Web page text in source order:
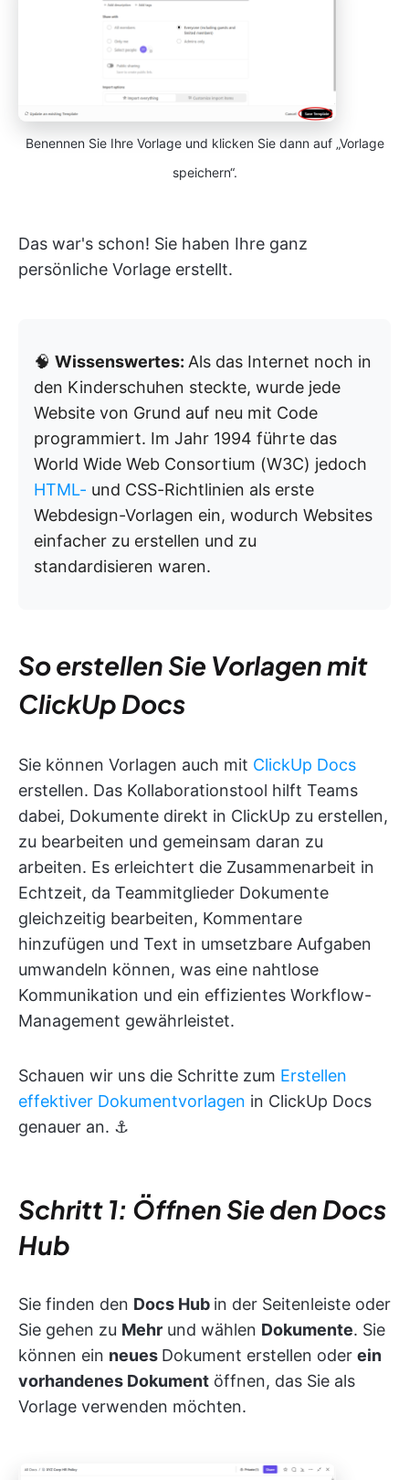
Benennen Sie Ihre Vorlage und klicken Sie dann auf „Vorlage
speichern“.
Das war's schon! Sie haben Ihre ganz
persönliche Vorlage erstellt.
🧠 Wissenswertes: Als das Internet noch in
den Kinderschuhen steckte, wurde jede
Website von Grund auf neu mit Code
programmiert. Im Jahr 1994 führte das
World Wide Web Consortium (W3C) jedoch
HTML- und CSS-Richtlinien als erste
Webdesign-Vorlagen ein, wodurch Websites
einfacher zu erstellen und zu
standardisieren waren.
So erstellen Sie Vorlagen mit
ClickUp Docs
Sie können Vorlagen auch mit ClickUp Docs
erstellen. Das Kollaborationstool hilft Teams
dabei, Dokumente direkt in ClickUp zu erstellen,
zu bearbeiten und gemeinsam daran zu
arbeiten. Es erleichtert die Zusammenarbeit in
Echtzeit, da Teammitglieder Dokumente
gleichzeitig bearbeiten, Kommentare
hinzufügen und Text in umsetzbare Aufgaben
umwandeln können, was eine nahtlose
Kommunikation und ein effizientes Workflow-
Management gewährleistet.
Schauen wir uns die Schritte zum Erstellen
effektiver Dokumentvorlagen in ClickUp Docs
genauer an. ⚓
Schritt 1: Öffnen Sie den Docs
Hub
Sie finden den Docs Hub in der Seitenleiste oder
Sie gehen zu Mehr und wählen Dokumente. Sie
können ein neues Dokument erstellen oder ein
vorhandenes Dokument öffnen, das Sie als
Vorlage verwenden möchten.